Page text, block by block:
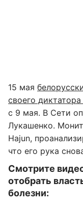
15 мая
своего
с 9 мая. В Сети
Лукашенко.
Hajun,
что его рука
Смотрите
отобрать
болезни: